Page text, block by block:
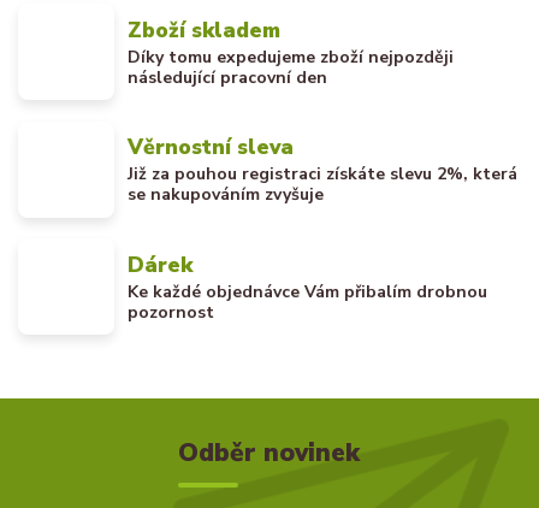
Zboží skladem
Díky tomu expedujeme zboží nejpozději
následující pracovní den
Věrnostní sleva
Již za pouhou registraci získáte slevu 2%, která
se nakupováním zvyšuje
Dárek
Ke každé objednávce Vám přibalím drobnou
pozornost
Odběr novinek